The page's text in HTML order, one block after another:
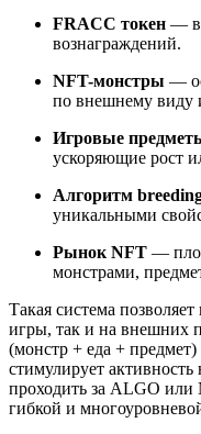
FRACC токен —
вознаграждений.
NFT-монстры —
по внешнему виду
Игровые
ускоряющие рост
Алгоритм
уникальными
Рынок NFT —
монстрами,
Такая система
игры, так и на внешних
(монстр + еда +
стимулирует
проходить за ALGO или
гибкой и